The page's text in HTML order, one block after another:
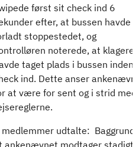
først sit check ind 6
efter, at bussen havde
stoppestedet, og
noterede, at
taget plads i bussen inden
ind. Dette anser
at være for sent og i strid med
medlemmer udtalte: Baggrund
ankenævnet modtager stadigt